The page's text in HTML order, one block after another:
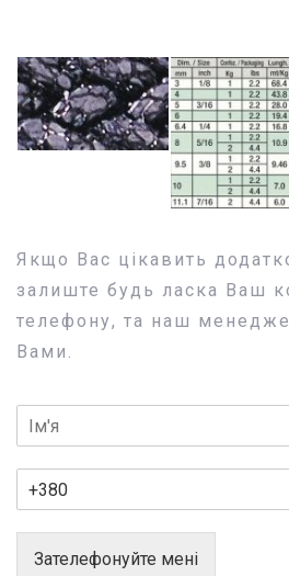
Якщо Вас цікавить
залиште будь ласка Ваш
телефону, та наш
Вами.
Зателефонуйте мені